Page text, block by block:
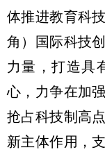
体推进教育科
角）国际科技
力量，打造具
心，力争在加
抢占科技制高
新主体作用，